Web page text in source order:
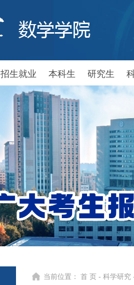
招生就业 本科生 研究生
当前位置： 首 页 - 科学研究